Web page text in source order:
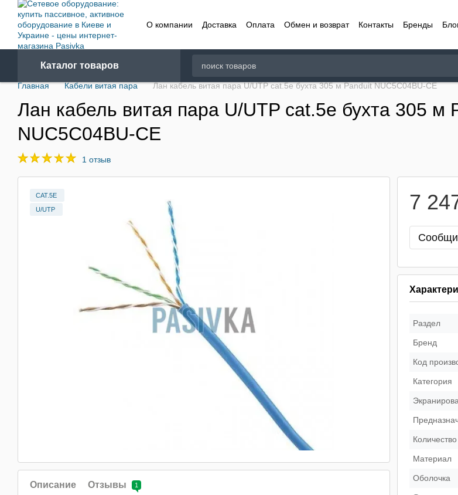
Перейти к основному контенту
О компании
Доставка Оплата Обмен и возврат Контакты Бренды
Каталог товаров
Главная Кабели витая пара Лан кабель витая пара U/UTP cat.5e бухта 305 м Panduit NUC5C04BU-CE
Лан кабель витая пара U/UTP cat.5e бухта 305 м
NUC5C04BU-CE
1 отзыв
CAT.5E
U/UTP
Описание Отзывы 1
7
Раздел
Бренд
Код
Категория
Материал
Оболочка